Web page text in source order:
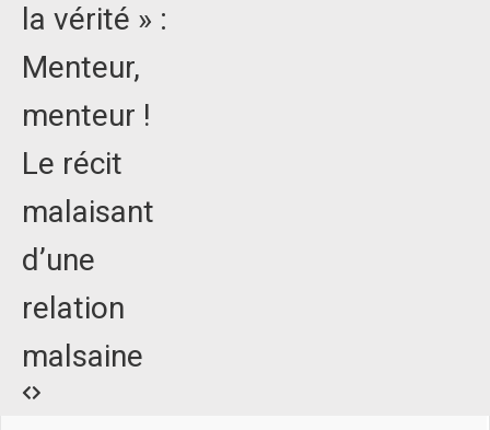
la vérité » :
Menteur,
menteur !
Le récit
malaisant
d’une
relation
malsaine